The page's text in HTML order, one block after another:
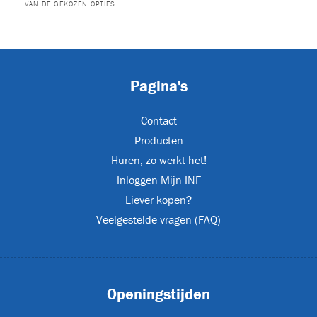
VAN DE GEKOZEN OPTIES.
Pagina's
Contact
Producten
Huren, zo werkt het!
Inloggen Mijn INF
Liever kopen?
Veelgestelde vragen (FAQ)
Openingstijden